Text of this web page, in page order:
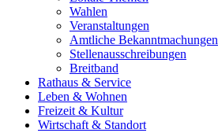
Wahlen
Veranstaltungen
Amtliche Bekanntmachungen
Stellenausschreibungen
Breitband
Rathaus & Service
Leben & Wohnen
Freizeit & Kultur
Wirtschaft & Standort